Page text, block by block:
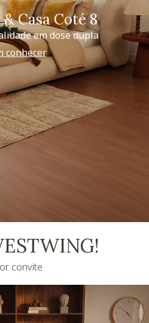
Casa Coté 8
em dose dupla
conhecer
convite